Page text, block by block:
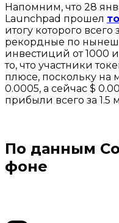
Напомним, что 28
Launchpad прошел
итогу которого
рекордные по
инвестиций от 1000
то, что участники
плюсе, поскольку на
0.0005, а сейчас $
прибыли всего за 1.5
По данным
фоне